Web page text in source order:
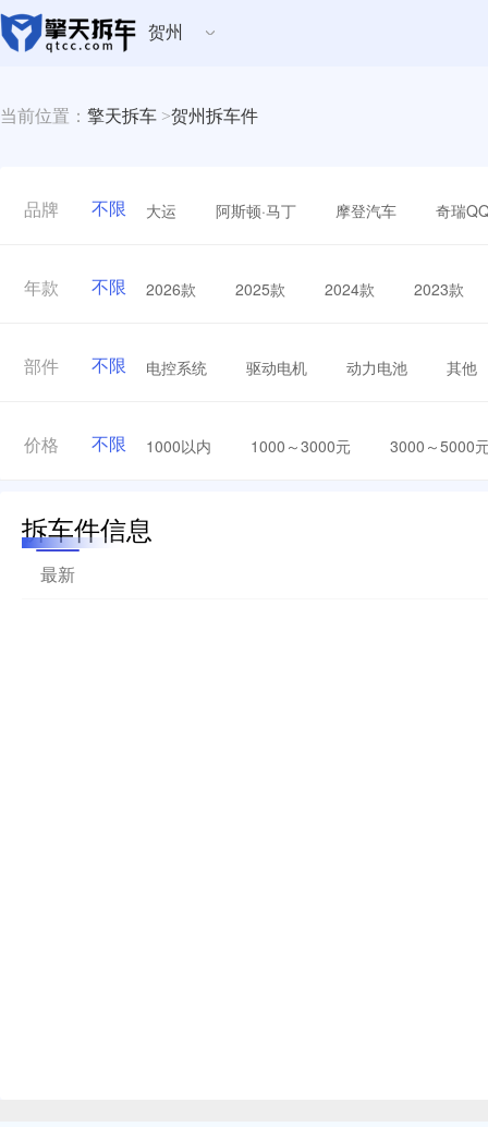
贺州
当前位置： 擎天拆车 >贺州拆车件
品牌 不限 大运 阿斯顿·马丁 摩登汽车 奇瑞
年款 不限 2026款 2025款 2024款 2023款
部件 不限 电控系统 驱动电机 动力电池 其他
价格 不限 1000以内 1000～3000元 3000～5000
拆车件信息
最新